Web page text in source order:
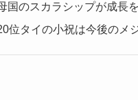
国のスカラシップが成長
位タイの小祝は今後のメ